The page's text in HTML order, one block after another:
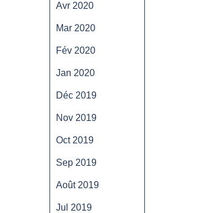
Avr 2020
Mar 2020
Fév 2020
Jan 2020
Déc 2019
Nov 2019
Oct 2019
Sep 2019
Août 2019
Jul 2019